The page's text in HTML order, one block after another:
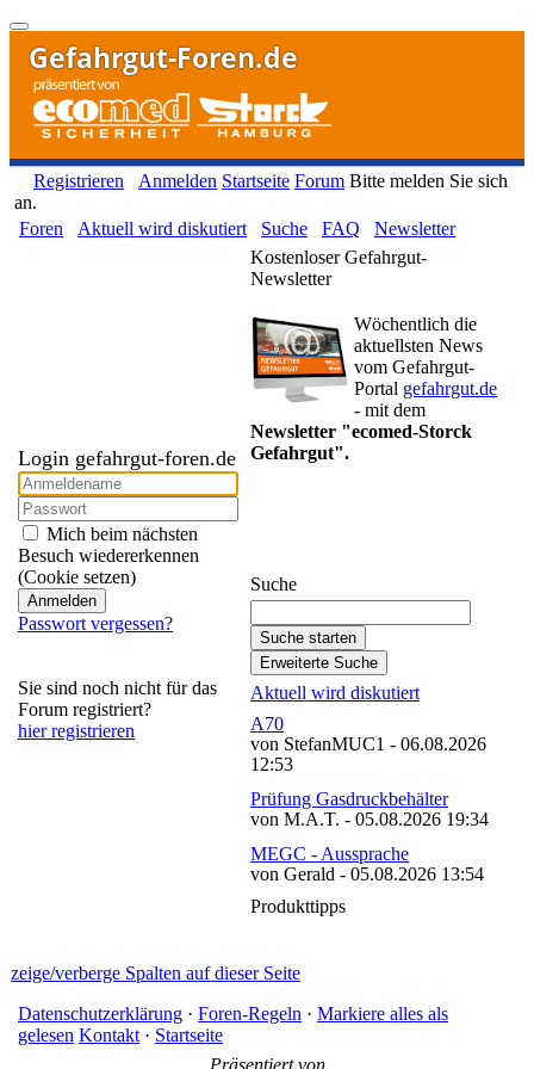
Gefahrgut-Foren.de
Registrieren Anmelden Startseite Forum Bitte melden Sie sich
an.
Foren
Aktuell wird diskutiert Suche FAQ Newsletter
Login gefahrgut-foren.de
Mich beim nächsten
Besuch wiedererkennen
(Cookie setzen)
Passwort vergessen?
Sie sind noch nicht für das
Forum registriert?
hier registrieren
Kostenloser Gefahrgut-
Newsletter
Wöchentlich die
aktuellsten News
vom Gefahrgut-
Portal gefahrgut.de
- mit dem
Newsletter "ecomed-Storck
Gefahrgut".
Suche
Aktuell wird diskutiert
A70
von StefanMUC1 - 06.08.2026
12:53
Prüfung Gasdruckbehälter
von M.A.T. - 05.08.2026 19:34
MEGC - Aussprache
von Gerald - 05.08.2026 13:54
Produkttipps
zeige/verberge Spalten auf dieser Seite
Datenschutzerklärung · Foren-Regeln · Markiere alles als
gelesen Kontakt · Startseite
Präsentiert von